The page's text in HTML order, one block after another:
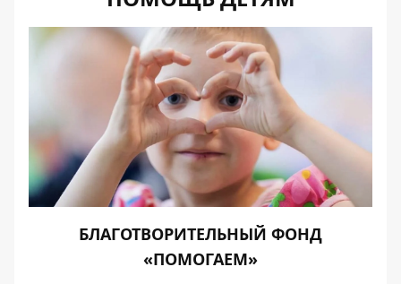
БЛАГОТВОРИТЕЛЬНЫЙ ФОНД
«ПОМОГАЕМ»